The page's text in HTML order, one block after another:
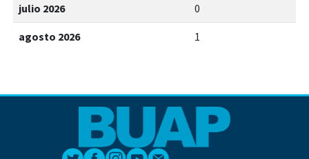
julio 2026 0
agosto 2026 1